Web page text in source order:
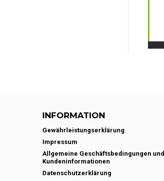
INFORMATION
Gewährleistungserklärung
Impressum
Allgemeine Geschäftsbedingungen und
Kundeninformationen
Datenschutzerklärung